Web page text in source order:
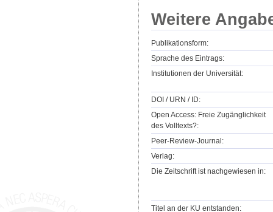
Weitere
Publikationsform:
Sprache des Eintrags:
Institutionen der Universität:
DOI / URN / ID:
Open Access: Freie Zugänglichkeit
des Volltexts?:
Peer-Review-Journal:
Verlag:
Die Zeitschrift ist nachgewiesen in:
Titel an der KU entstanden: